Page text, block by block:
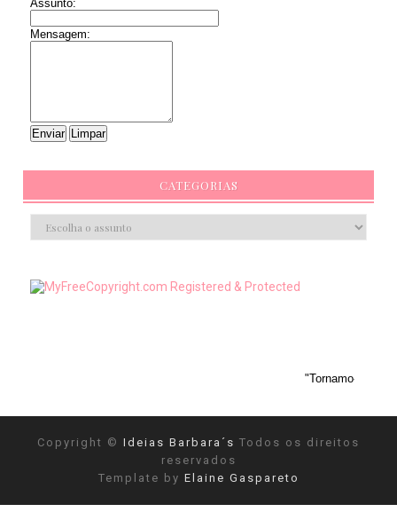
Assunto:
Mensagem:
CATEGORIAS
"Tornamo-nos mais objetivos
Copyright © Ideias Barbara´s Todos os direitos
reservados
Template by Elaine Gaspareto